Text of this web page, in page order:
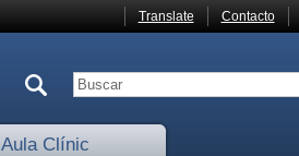
Translate Contacto
Aula Clínic